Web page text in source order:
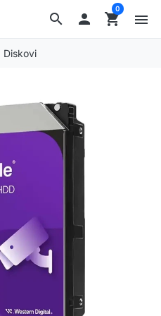
search  shopping_cart
0
menu
Diskovi